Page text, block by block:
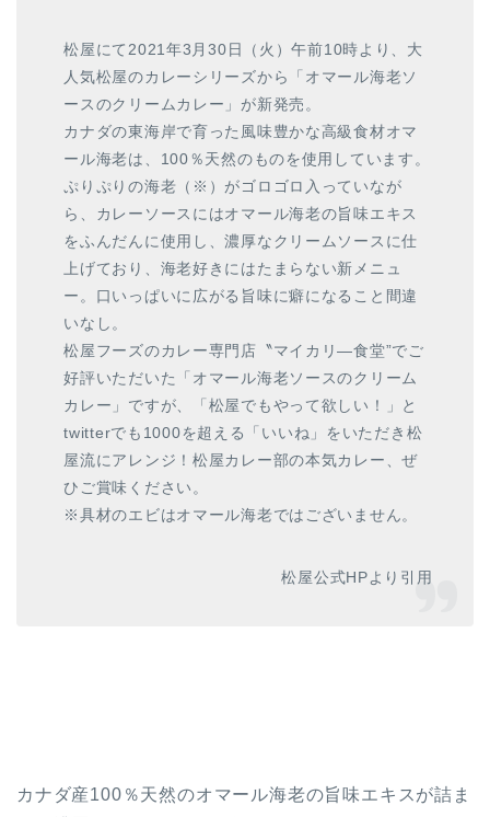
松屋にて2021年3月30日（火）午前10時より、大
人気松屋のカレーシリーズから「オマール海老ソ
ースのクリームカレー」が新発売。
カナダの東海岸で育った風味豊かな高級食材オマ
ール海老は、100％天然のものを使用しています。
ぷりぷりの海老（※）がゴロゴロ入っていなが
ら、カレーソースにはオマール海老の旨味エキス
をふんだんに使用し、濃厚なクリームソースに仕
上げており、海老好きにはたまらない新メニュ
ー。口いっぱいに広がる旨味に癖になること間違
いなし。
松屋フーズのカレー専門店〝マイカリ―食堂”でご
好評いただいた「オマール海老ソースのクリーム
カレー」ですが、「松屋でもやって欲しい！」と
twitterでも1000を超える「いいね」をいただき松
屋流にアレンジ！松屋カレー部の本気カレー、ぜ
ひご賞味ください。
※具材のエビはオマール海老ではございません。
松屋公式HPより引用
カナダ産100％天然のオマール海老の旨味エキスが詰ま